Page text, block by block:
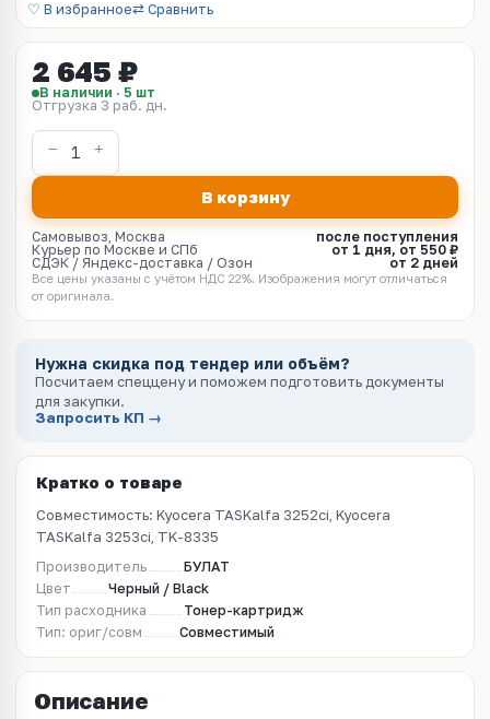
♡ В избранное⇄ Сравнить
2 645 ₽
В наличии · 5 шт
Отгрузка 3 раб. дн.
В корзину
Самовывоз, Москва
после поступления
Курьер по Москве и СПб
от 1 дня, от 550 ₽
СДЭК / Яндекс-доставка / Озон
от 2 дней
Все цены указаны с учётом НДС 22%. Изображения могут отличаться
от оригинала.
Нужна скидка под тендер или объём?
Посчитаем спеццену и поможем подготовить документы
для закупки.
Запросить КП →
Кратко о товаре
Совместимость: Kyocera TASKalfa 3252ci, Kyocera
TASKalfa 3253ci, TK-8335
Производитель
БУЛАТ
Цвет
Черный / Black
Тип расходника
Тонер-картридж
Тип: ориг/совм
Совместимый
Описание